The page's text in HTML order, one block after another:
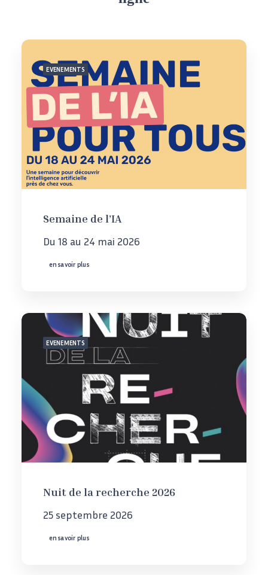
EVENEMENTS
Semaine de l’IA
Du 18 au 24 mai 2026
en savoir plus
EVENEMENTS
Nuit de la recherche 2026
25 septembre 2026
en savoir plus